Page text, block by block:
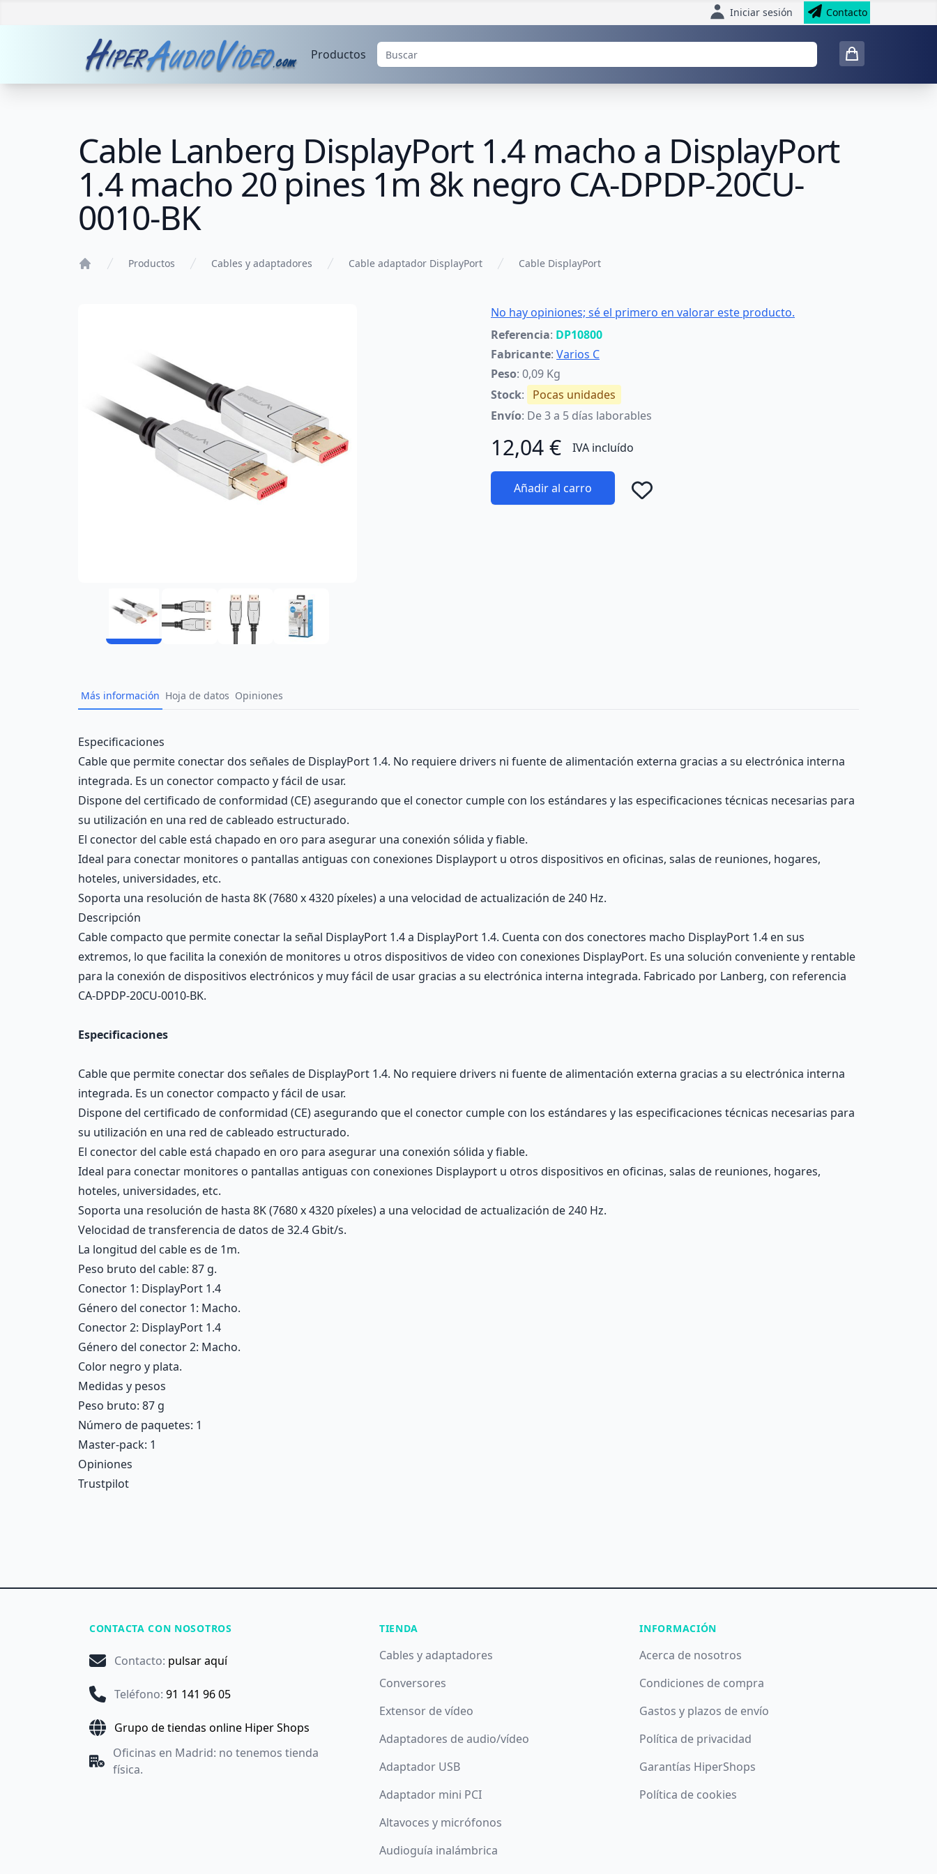
Iniciar sesión Contacto
Productos
Cable Lanberg DisplayPort 1.4 macho a DisplayPort
1.4 macho 20 pines 1m 8k negro CA-DPDP-20CU-
0010-BK
Productos Cables y adaptadores Cable adaptador DisplayPort Cable DisplayPort
No hay opiniones; sé el primero en valorar este producto.
Referencia: DP10800
Fabricante: Varios C
Peso: 0,09 Kg
Stock:
Pocas unidades
Envío: De 3 a 5 días laborables
12,04 € IVA incluído
Añadir al carro
Más información Hoja de datos Opiniones
Description
Especificaciones
Cable que permite conectar dos señales de DisplayPort 1.4. No requiere drivers ni fuente de alimentación externa gracias a su electrónica interna
integrada. Es un conector compacto y fácil de usar.
Dispone del certificado de conformidad (CE) asegurando que el conector cumple con los estándares y las especificaciones técnicas necesarias para
su utilización en una red de cableado estructurado.
El conector del cable está chapado en oro para asegurar una conexión sólida y fiable.
Ideal para conectar monitores o pantallas antiguas con conexiones Displayport u otros dispositivos en oficinas, salas de reuniones, hogares,
hoteles, universidades, etc.
Soporta una resolución de hasta 8K (7680 x 4320 píxeles) a una velocidad de actualización de 240 Hz.
Descripción
Cable compacto que permite conectar la señal DisplayPort 1.4 a DisplayPort 1.4. Cuenta con dos conectores macho DisplayPort 1.4 en sus
extremos, lo que facilita la conexión de monitores u otros dispositivos de video con conexiones DisplayPort. Es una solución conveniente y rentable
para la conexión de dispositivos electrónicos y muy fácil de usar gracias a su electrónica interna integrada. Fabricado por Lanberg, con referencia
CA-DPDP-20CU-0010-BK.
Especificaciones
Cable que permite conectar dos señales de DisplayPort 1.4. No requiere drivers ni fuente de alimentación externa gracias a su electrónica interna
integrada. Es un conector compacto y fácil de usar.
Dispone del certificado de conformidad (CE) asegurando que el conector cumple con los estándares y las especificaciones técnicas necesarias para
su utilización en una red de cableado estructurado.
El conector del cable está chapado en oro para asegurar una conexión sólida y fiable.
Ideal para conectar monitores o pantallas antiguas con conexiones Displayport u otros dispositivos en oficinas, salas de reuniones, hogares,
hoteles, universidades, etc.
Soporta una resolución de hasta 8K (7680 x 4320 píxeles) a una velocidad de actualización de 240 Hz.
Velocidad de transferencia de datos de 32.4 Gbit/s.
La longitud del cable es de 1m.
Peso bruto del cable: 87 g.
Conector 1: DisplayPort 1.4
Género del conector 1: Macho.
Conector 2: DisplayPort 1.4
Género del conector 2: Macho.
Color negro y plata.
Medidas y pesos
Peso bruto: 87 g
Número de paquetes: 1
Master-pack: 1
Opiniones
Trustpilot
CONTACTA CON NOSOTROS
Contacto: pulsar aquí
Teléfono: 91 141 96 05
Grupo de tiendas online Hiper Shops
Oficinas en Madrid: no tenemos tienda
física.
TIENDA
Cables y adaptadores
Conversores
Extensor de vídeo
Adaptadores de audio/vídeo
Adaptador USB
Adaptador mini PCI
Altavoces y micrófonos
Audioguía inalámbrica
INFORMACIÓN
Acerca de nosotros
Condiciones de compra
Gastos y plazos de envío
Política de privacidad
Garantías HiperShops
Política de cookies